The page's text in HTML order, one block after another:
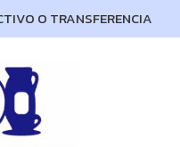
O TRANSFERENCIA